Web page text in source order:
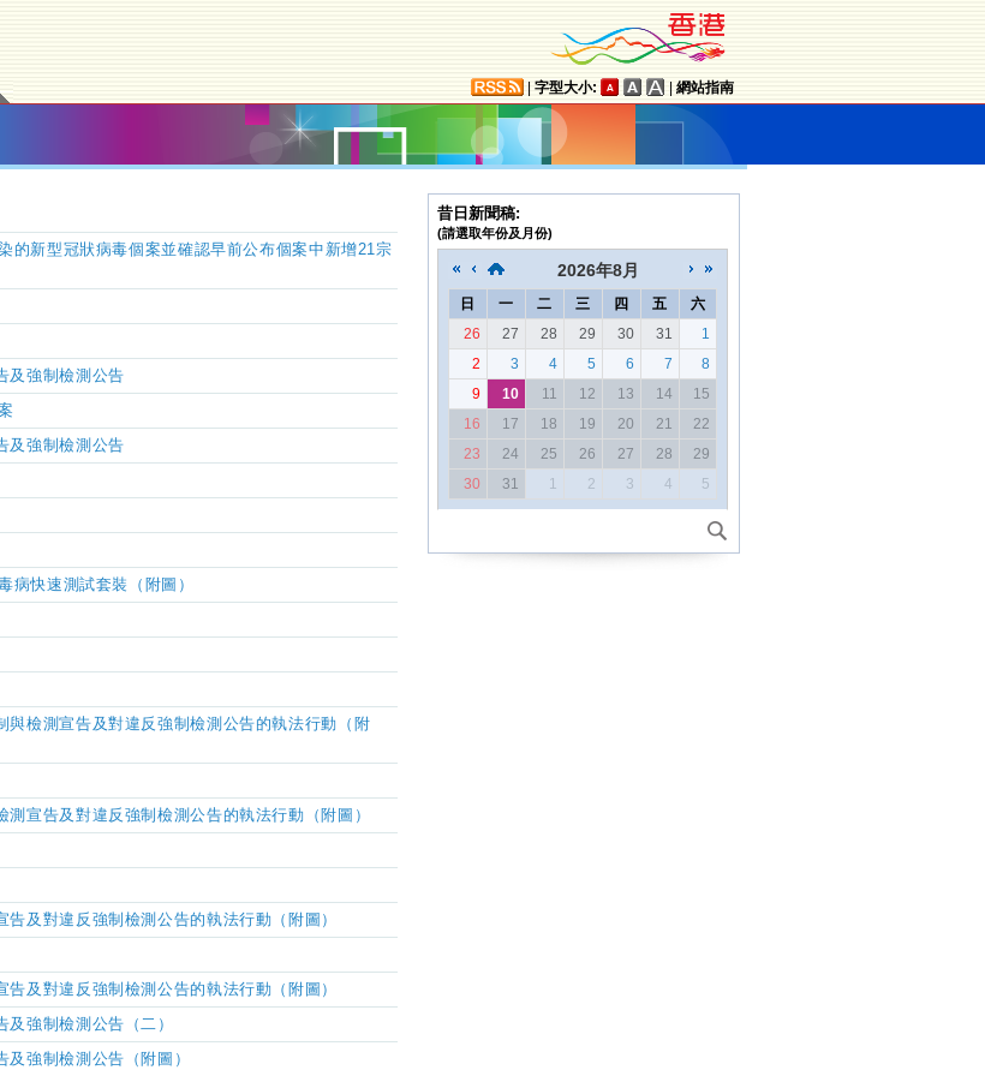
字型大小: 網站指南
的新型冠狀病毒個案並確認早前公布個案中新增21宗
及強制檢測公告
及強制檢測公告
病快速測試套裝（附圖）
檢測宣告及對違反強制檢測公告的執法行動（附
宣告及對違反強制檢測公告的執法行動（附圖）
及對違反強制檢測公告的執法行動（附圖）
及對違反強制檢測公告的執法行動（附圖）
強制檢測公告（二）
強制檢測公告（附圖）
昔日新聞稿:
(請選取年份及月份)
2026年8月
日 一 二 三 四 五
六
26
27 28 29 30 31
1
2
3 4 5 6 7
8
9
10 11 12 13 14
15
16
17 18 19 20 21
22
23
24 25 26 27 28
29
30
31 1 2 3 4 5